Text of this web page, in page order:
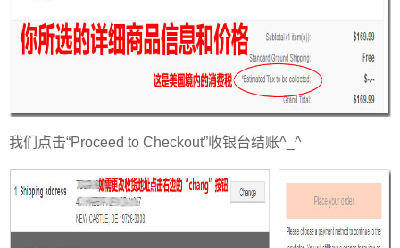
我们点击“Proceed to Checkout”收银台结账^_^